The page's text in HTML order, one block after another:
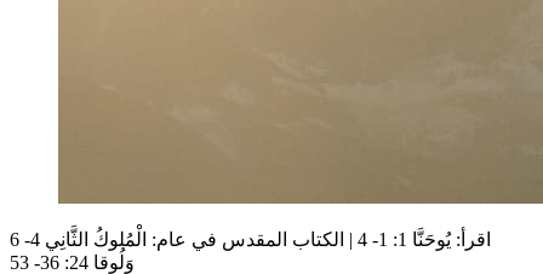
اقرأ:يُوحَنَّا 1: 1- 4 | الكتاب المقدس في عام:
الْمُلوكُ الثَّانِي 4- 6
وَلُوقا 24: 36- 53